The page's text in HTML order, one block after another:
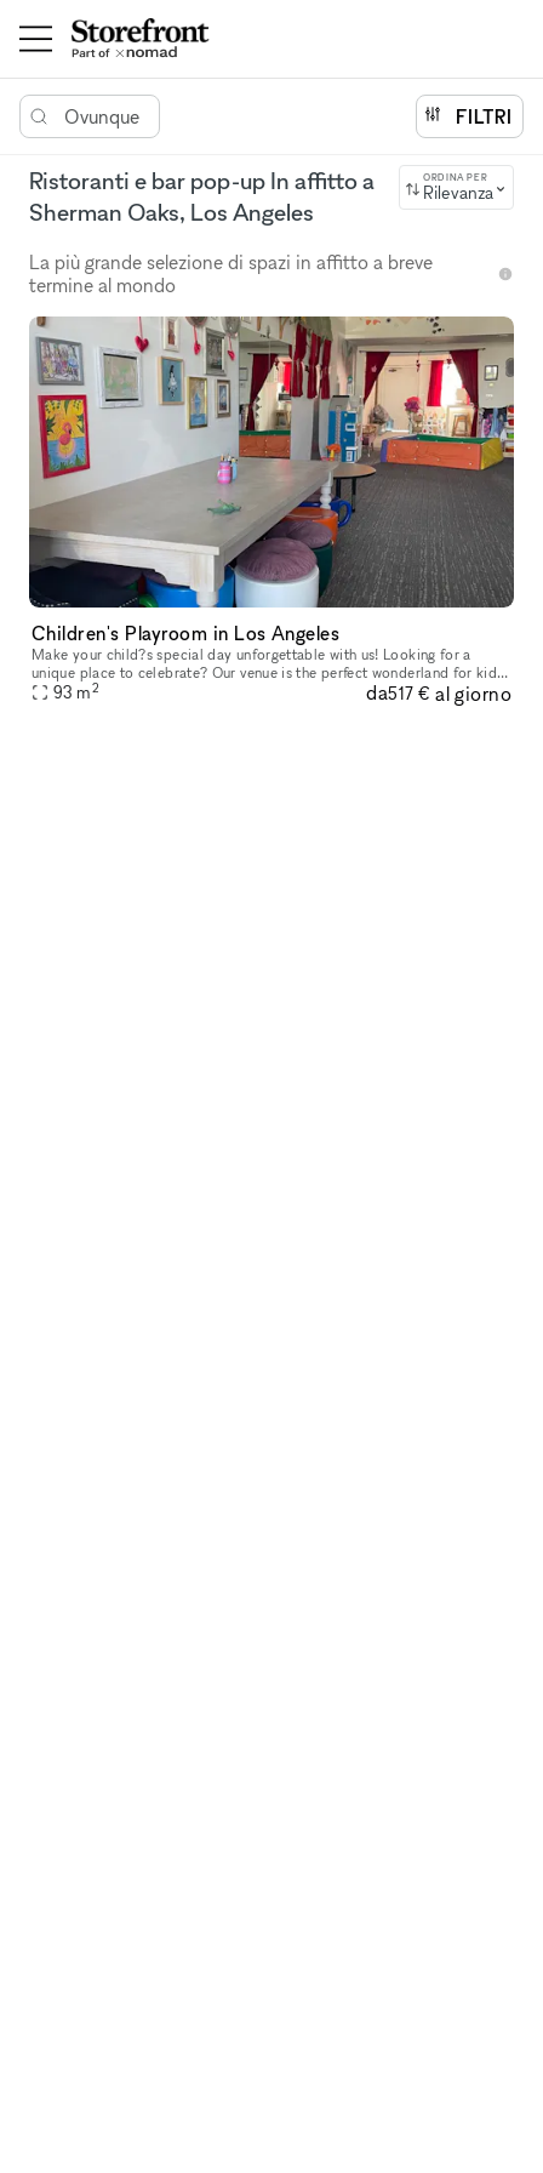
Ovunque FILTRI
Ristoranti e bar pop-up In affitto a
Sherman Oaks, Los Angeles
ORDINA PER
Rilevanza
La più grande selezione di spazi in affitto a breve
termine al mondo
Children's Playroom in Los Angeles
Make your child?s special day unforgettable with us! Looking for a
unique place to celebrate? Our venue is the perfect wonderland for kids?
parties! Our friendly team loves bringing creative, joyfu
93 m2 da517 € al giorno